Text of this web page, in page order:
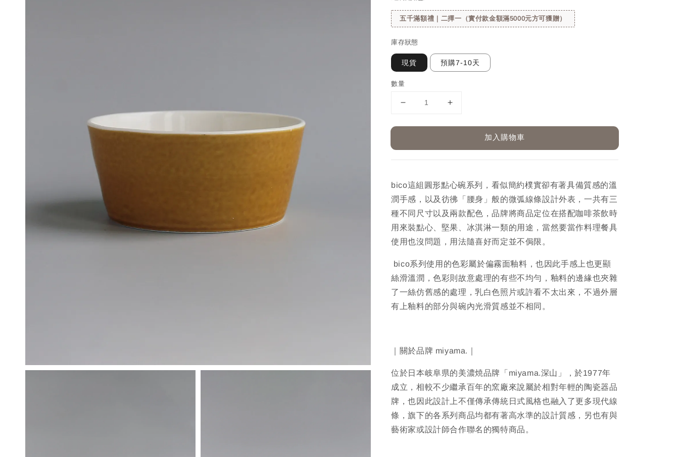
五千滿額禮｜二擇一（實付款金額滿5000元方可獲贈）
庫存狀態
現貨 預購7-10天
數量
加入購物車
bico這組圓形點心碗系列，看似簡約樸實卻有著具備質感的溫
潤手感，以及彷彿「腰身」般的微弧線條設計外表，一共有三
種不同尺寸以及兩款配色，品牌將商品定位在搭配咖啡茶飲時
用來裝點心、堅果、冰淇淋一類的用途，當然要當作料理餐具
使用也沒問題，用法隨喜好而定並不侷限。
bico系列使用的色彩屬於偏霧面釉料，也因此手感上也更顯
絲滑溫潤，色彩則故意處理的有些不均勻，釉料的邊緣也夾雜
了一絲仿舊感的處理，乳白色照片或許看不太出來，不過外層
有上釉料的部分與碗內光滑質感並不相同。
｜關於品牌 miyama.｜
位於日本岐阜県的美濃焼品牌「miyama.深山」，於1977年
成立，相較不少繼承百年的窯廠來說屬於相對年輕的陶瓷器品
牌，也因此設計上不僅傳承傳統日式風格也融入了更多現代線
條，旗下的各系列商品均都有著高水準的設計質感，另也有與
藝術家或設計師合作聯名的獨特商品。